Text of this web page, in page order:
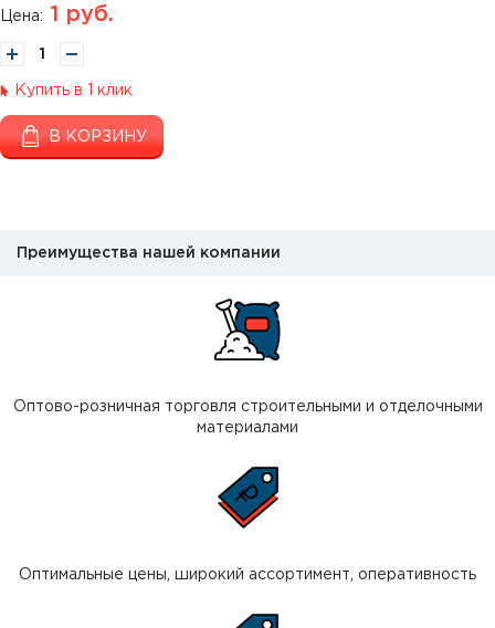
Цена: 1 руб.
Купить в 1 клик
В КОРЗИНУ
Преимущества нашей компании
Оптово-розничная торговля строительными и отделочными
материалами
Оптимальные цены, широкий ассортимент, оперативность